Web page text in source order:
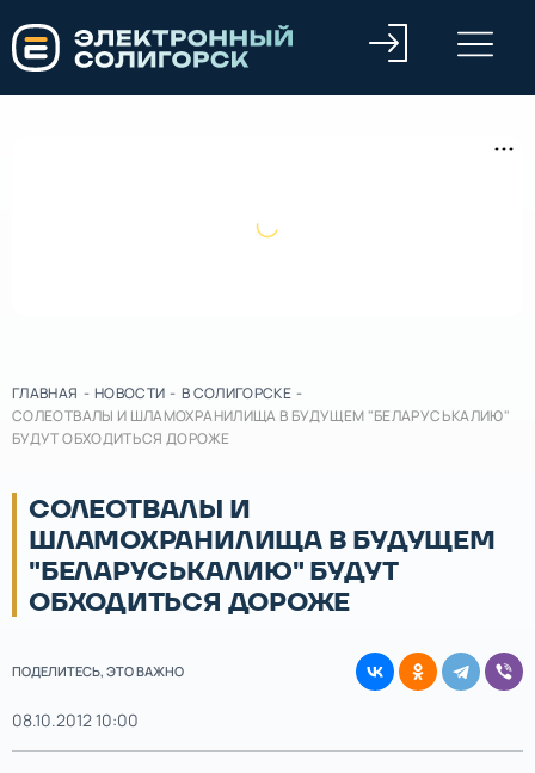
ГЛАВНАЯ - НОВОСТИ - В СОЛИГОРСКЕ -
СОЛЕОТВАЛЫ И ШЛАМОХРАНИЛИЩА В БУДУЩЕМ "БЕЛАРУСЬКАЛИЮ"
БУДУТ ОБХОДИТЬСЯ ДОРОЖЕ
СОЛЕОТВАЛЫ И
ШЛАМОХРАНИЛИЩА В БУДУЩЕМ
"БЕЛАРУСЬКАЛИЮ" БУДУТ
ОБХОДИТЬСЯ ДОРОЖЕ
ПОДЕЛИТЕСЬ, ЭТО ВАЖНО
08.10.2012 10:00